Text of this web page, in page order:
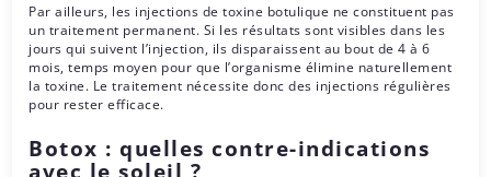
Par ailleurs, les injections de toxine botulique ne constituent pas
un traitement permanent. Si les résultats sont visibles dans les
jours qui suivent l’injection, ils disparaissent au bout de 4 à 6
mois, temps moyen pour que l’organisme élimine naturellement
la toxine. Le traitement nécessite donc des injections régulières
pour rester efficace.
Botox : quelles contre-indications